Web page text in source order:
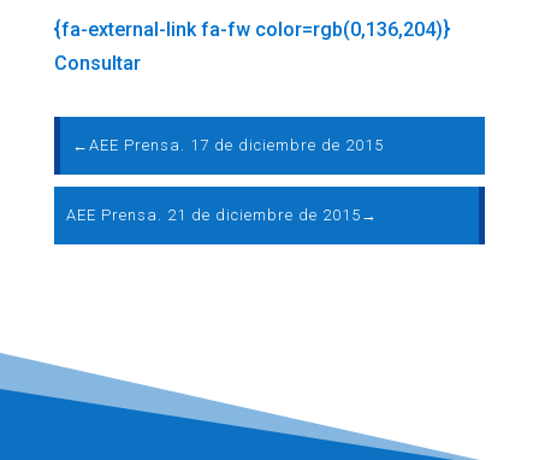
{fa-external-link fa-fw color=rgb(0,136,204)}
Consultar
← AEE Prensa. 17 de diciembre de 2015
AEE Prensa. 21 de diciembre de 2015 →